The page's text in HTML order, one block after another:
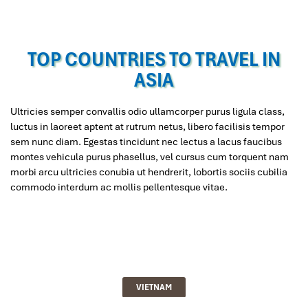
TOP COUNTRIES TO TRAVEL IN
ASIA
Ultricies semper convallis odio ullamcorper purus ligula class,
luctus in laoreet aptent at rutrum netus, libero facilisis tempor
sem nunc diam. Egestas tincidunt nec lectus a lacus faucibus
montes vehicula purus phasellus, vel cursus cum torquent nam
morbi arcu ultricies conubia ut hendrerit, lobortis sociis cubilia
commodo interdum ac mollis pellentesque vitae.
VIETNAM